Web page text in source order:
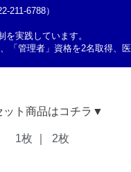
211-6788）
実践しています。
「管理者」資格を2名取得、
ト商品はコチラ▼
1枚 2枚